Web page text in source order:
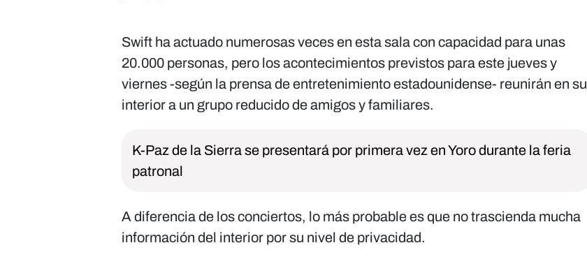
Swift ha actuado numerosas veces en esta sala con capacidad para unas
20.000 personas, pero los acontecimientos previstos para este jueves y
viernes -según la prensa de entretenimiento estadounidense- reunirán en su
interior a un grupo reducido de amigos y familiares.
K-Paz de la Sierra se presentará por primera vez en Yoro durante la feria
patronal
A diferencia de los conciertos, lo más probable es que no trascienda mucha
información del interior por su nivel de privacidad.